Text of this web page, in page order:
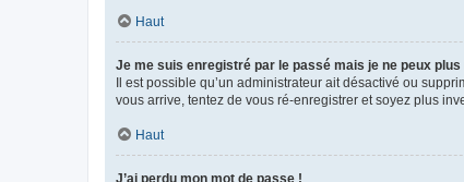
Haut
Je me suis enregistré par le passé mais je ne peux
Il est possible qu’un administrateur ait désactivé ou
vous arrive, tentez de vous ré-enregistrer et soyez plus
Haut
J’ai perdu mon mot de passe !